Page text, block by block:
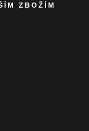
ZBOŽÍM